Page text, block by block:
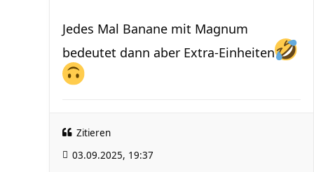
Jedes Mal Banane mit Magnum
bedeutet dann aber Extra-Einheiten
Zitieren
03.09.2025, 19:37